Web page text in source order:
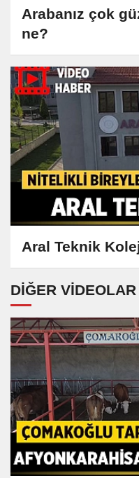
Arabanız çok
ne?
Aral Teknik
DIĞER VIDEOLAR